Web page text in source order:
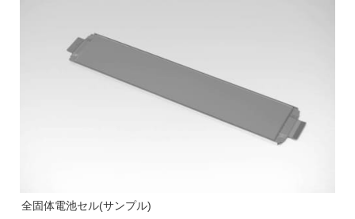
全固体電池セル(サンプル)